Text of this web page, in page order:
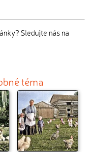
Sledujte nás na
téma